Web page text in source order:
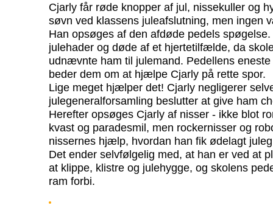
Cjarly får røde knopper af jul, nissekuller og
søvn ved klassens juleafslutning, men ingen
Han opsøges af den afdøde pedels
julehader og døde af et hjertetilfælde, da
udnævnte ham til julemand. Pedellens
beder dem om at hjælpe Cjarly på rette spor.
Lige meget hjælper det! Cjarly negligerer
julegeneralforsamling beslutter at give ham
Herefter opsøges Cjarly af nisser - ikke blot
kvast og paradesmil, men rockernisser og
nissernes hjælp, hvordan han fik ødelagt
Det ender selvfølgelig med, at han er ved at
at klippe, klistre og julehygge, og skolens
ram forbi.